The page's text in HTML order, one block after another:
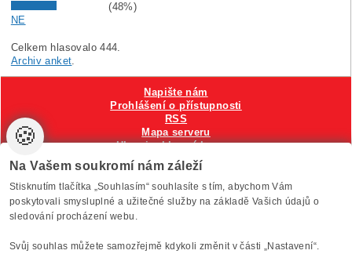
(48%)
NE
Celkem hlasovalo 444.
Archiv anket.
VytvořiloAnawe , provozuje Anawe a Špína
Napište nám
Prohlášení o přístupnosti
RSS
Mapa serveru
Hlavni reklamní banner
Nastavení cookies
🍪
Na Vašem soukromí nám záleží
Stisknutím tlačítka „Souhlasím“ souhlasíte s tím, abychom Vám
poskytovali smysluplné a užitečné služby na základě Vašich údajů o
sledování procházení webu.
Svůj souhlas můžete samozřejmě kdykoli změnit v části „Nastavení“.